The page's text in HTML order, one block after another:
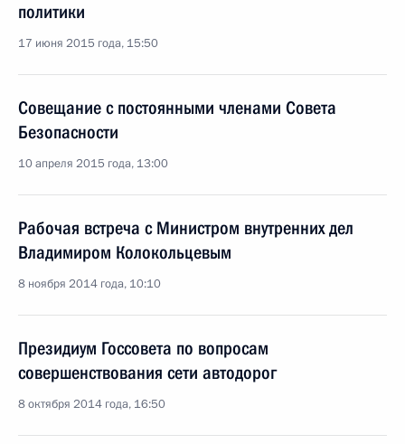
политики
17 июня 2015 года, 15:50
Совещание с постоянными членами Совета
Безопасности
10 апреля 2015 года, 13:00
Рабочая встреча с Министром внутренних дел
Владимиром Колокольцевым
8 ноября 2014 года, 10:10
Президиум Госсовета по вопросам
совершенствования сети автодорог
8 октября 2014 года, 16:50